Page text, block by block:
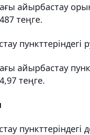
айырбастау
теңге.
пункттеріндегі
айырбастау
теңге.
пункттеріндегі